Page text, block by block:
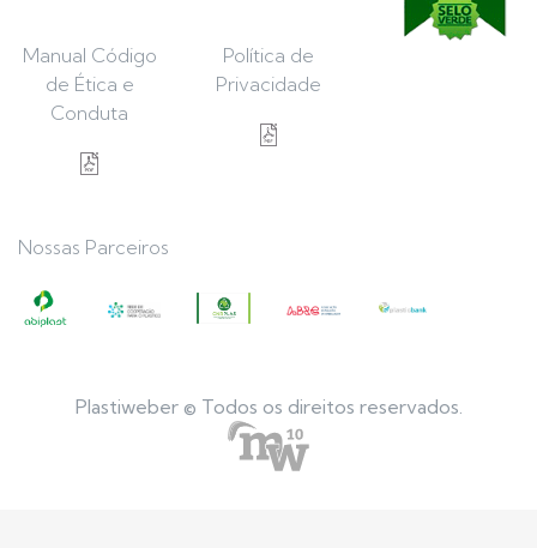
Manual Código
de Ética e
Conduta
Política de
Privacidade
Nossas Parceiros
Plastiweber © Todos os direitos reservados.